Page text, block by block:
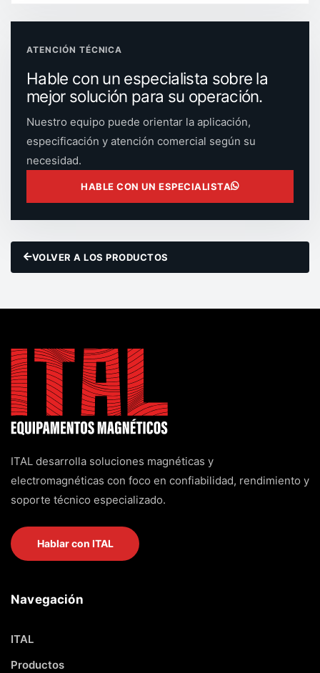
ATENCIÓN TÉCNICA
Hable con un especialista sobre la
mejor solución para su operación.
Nuestro equipo puede orientar la aplicación,
especificación y atención comercial según su
necesidad.
HABLE CON UN ESPECIALISTA
VOLVER A LOS PRODUCTOS
ITAL desarrolla soluciones magnéticas y
electromagnéticas con foco en confiabilidad, rendimiento y
soporte técnico especializado.
Hablar con ITAL
Navegación
ITAL
Productos